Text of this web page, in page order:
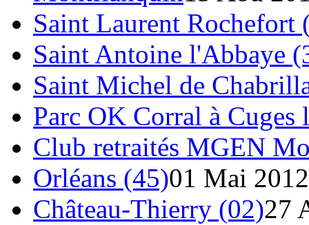
Saint Laurent Rochefort
Saint Antoine l'Abbaye
Saint Michel de
Parc OK Corral à Cuges
Club retraités MGEN
Orléans (45)01 Mai 2012
Château-Thierry (02)27